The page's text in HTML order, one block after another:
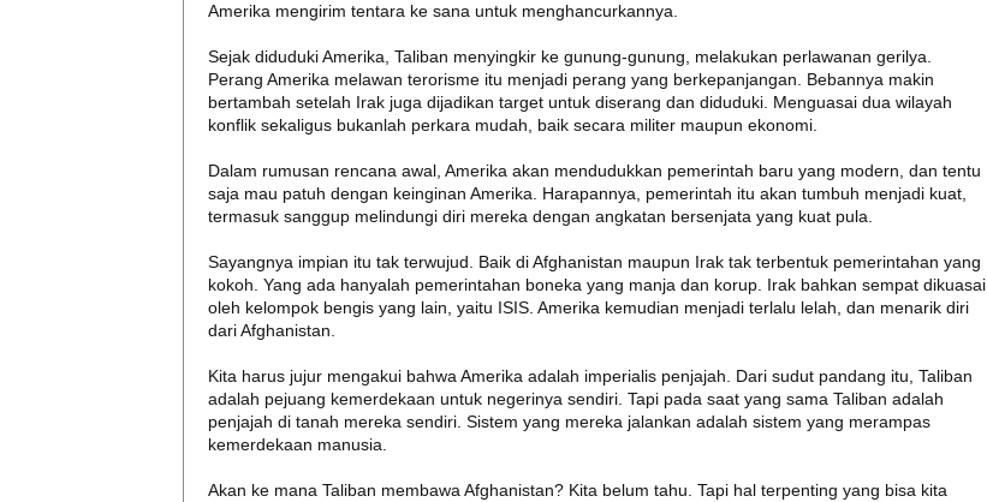
Amerika mengirim tentara ke sana untuk menghancurkannya.
Sejak diduduki Amerika, Taliban menyingkir ke gunung-gunung, melakukan perlawanan gerilya.
Perang Amerika melawan terorisme itu menjadi perang yang berkepanjangan. Bebannya makin
bertambah setelah Irak juga dijadikan target untuk diserang dan diduduki. Menguasai dua wilayah
konflik sekaligus bukanlah perkara mudah, baik secara militer maupun ekonomi.
Dalam rumusan rencana awal, Amerika akan mendudukkan pemerintah baru yang modern, dan tentu
saja mau patuh dengan keinginan Amerika. Harapannya, pemerintah itu akan tumbuh menjadi kuat,
termasuk sanggup melindungi diri mereka dengan angkatan bersenjata yang kuat pula.
Sayangnya impian itu tak terwujud. Baik di Afghanistan maupun Irak tak terbentuk pemerintahan yang
kokoh. Yang ada hanyalah pemerintahan boneka yang manja dan korup. Irak bahkan sempat dikuasai
oleh kelompok bengis yang lain, yaitu ISIS. Amerika kemudian menjadi terlalu lelah, dan menarik diri
dari Afghanistan.
Kita harus jujur mengakui bahwa Amerika adalah imperialis penjajah. Dari sudut pandang itu, Taliban
adalah pejuang kemerdekaan untuk negerinya sendiri. Tapi pada saat yang sama Taliban adalah
penjajah di tanah mereka sendiri. Sistem yang mereka jalankan adalah sistem yang merampas
kemerdekaan manusia.
Akan ke mana Taliban membawa Afghanistan? Kita belum tahu. Tapi hal terpenting yang bisa kita